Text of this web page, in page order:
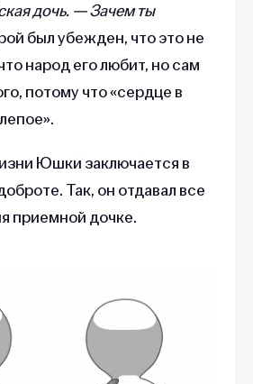
дочь. — Зачем ты
был убежден, что это не
народ его любит, но сам
потому что «сердце в
Юшки заключается в
Так, он отдавал все
приемной дочке.